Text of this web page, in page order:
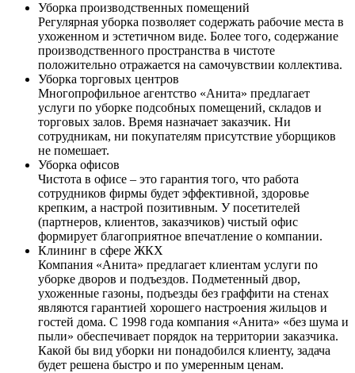
Уборка производственных помещений
Регулярная уборка позволяет содержать рабочие места в
ухоженном и эстетичном виде. Более того, содержание
производственного пространства в чистоте
положительно отражается на самочувствии коллектива.
Уборка торговых центров
Многопрофильное агентство «Анита» предлагает
услуги по уборке подсобных помещений, складов и
торговых залов. Время назначает заказчик. Ни
сотрудникам, ни покупателям присутствие уборщиков
не помешает.
Уборка офисов
Чистота в офисе – это гарантия того, что работа
сотрудников фирмы будет эффективной, здоровье
крепким, а настрой позитивным. У посетителей
(партнеров, клиентов, заказчиков) чистый офис
формирует благоприятное впечатление о компании.
Клининг в сфере ЖКХ
Компания «Анита» предлагает клиентам услуги по
уборке дворов и подъездов. Подметенный двор,
ухоженные газоны, подъезды без граффити на стенах
являются гарантией хорошего настроения жильцов и
гостей дома. С 1998 года компания «Анита» «без шума и
пыли» обеспечивает порядок на территории заказчика.
Какой бы вид уборки ни понадобился клиенту, задача
будет решена быстро и по умеренным ценам.